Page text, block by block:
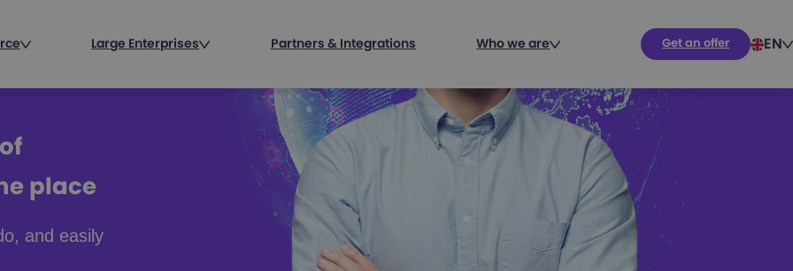
Large Enterprises Partners & Integrations Who we are Get an offer EN
of
place
and easily